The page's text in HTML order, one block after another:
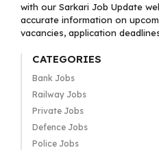
with our Sarkari Job Update
accurate information on
vacancies, application
CATEGORIES
Bank Jobs
Railway Jobs
Private Jobs
Defence Jobs
Police Jobs